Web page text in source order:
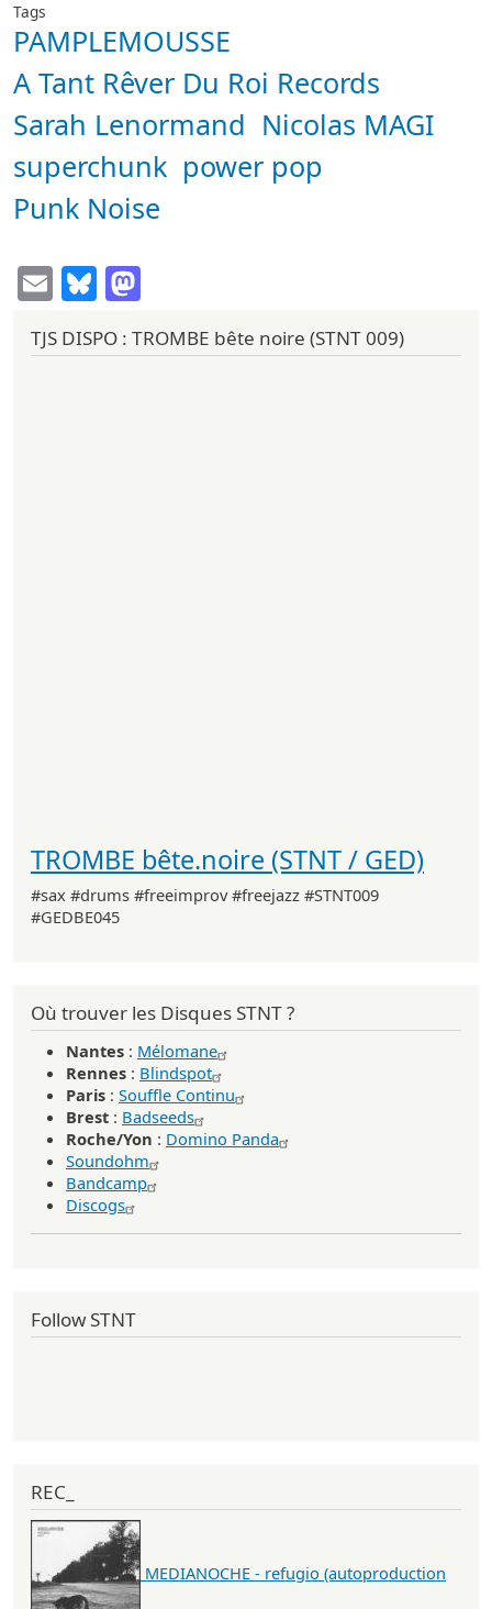
Tags
PAMPLEMOUSSE
A Tant Rêver Du Roi Records
Sarah Lenormand Nicolas MAGI
superchunk power pop
Punk Noise
EmailBluesky
TJS DISPO : TROMBE bête noire (STNT 009)
TROMBE bête.noire (STNT / GED)
#sax #drums #freeimprov #freejazz #STNT009
#GEDBE045
Où trouver les Disques STNT ?
Nantes : Mélomane
Rennes : Blindspot
Paris : Souffle Continu
Brest : Badseeds
Roche/Yon : Domino Panda
Soundohm
Bandcamp
Discogs
Follow STNT
REC_
MEDIANOCHE - refugio (autoproduction